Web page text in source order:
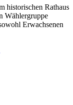
historischen Rathaus
Wählergruppe
Erwachsenen